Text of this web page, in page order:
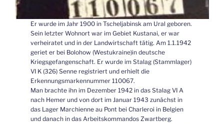
Er wurde im Jahr 1900 in Tscheljabinsk am Ural geboren.
Sein letzter Wohnort war im Gebiet Kustanai, er war
verheiratet und in der Landwirtschaft tätig. Am 1.1.1942
geriet er bei Bolohow (Westukraine)in deutsche
Kriegsgefangenschaft. Er wurde im Stalag (Stammlager)
VI K (326) Senne registriert und erhielt die
Erkennungsmarkennummer 110067.
Man brachte ihn im Dezember 1942 in das Stalag VI A
nach Hemer und von dort im Januar 1943 zunächst in
das Lager Marchienne au Pont bei Charleroi in Belgien
und danach in das Arbeitskommandos Zwartberg.